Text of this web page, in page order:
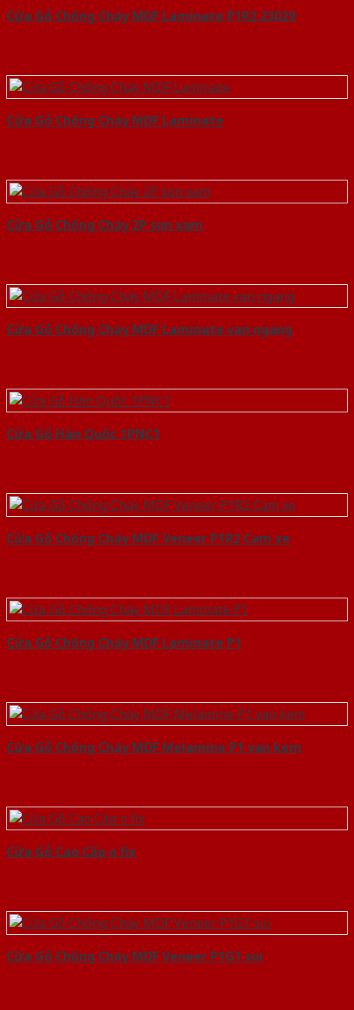
Cửa Gỗ Chống Cháy MDF Laminate P1R2 23029
Cửa Gỗ Chống Cháy MDF Laminate
Cửa Gỗ Chống Cháy 2P son xam
Cửa Gỗ Chống Cháy MDF Laminate van ngang
Cửa Gỗ Hàn Quốc 1PNC1
Cửa Gỗ Chống Cháy MDF Veneer P1R2 Cam xe
Cửa Gỗ Chống Cháy MDF Laminate P1
Cửa Gỗ Chống Cháy MDF Melamine P1 van kem
Cửa Gỗ Cao Cấp o fix
Cửa Gỗ Chống Cháy MDF Veneer P1G1 soi